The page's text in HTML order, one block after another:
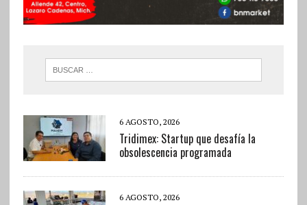
6 AGOSTO, 2026
Tridimex: Startup que desafía la
obsolescencia programada
6 AGOSTO, 2026